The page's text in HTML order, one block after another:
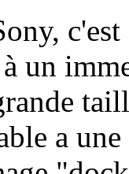
c'est
un
a